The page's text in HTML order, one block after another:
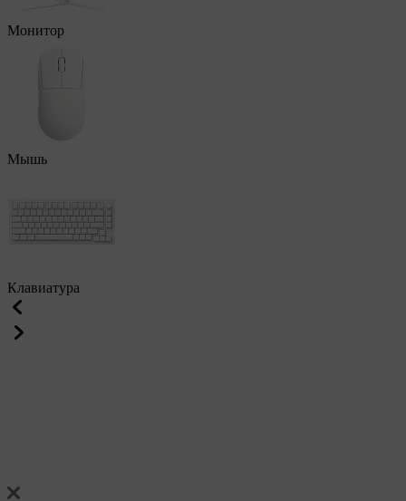
Монитор
Мышь
Клавиатура